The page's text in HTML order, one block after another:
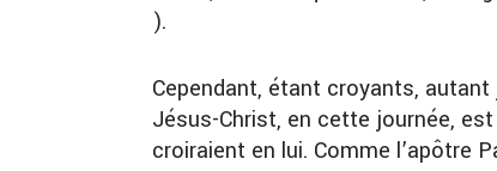
).
Cependant, étant croyants,
Jésus-Christ, en cette journée,
croiraient en lui. Comme l’apôtre